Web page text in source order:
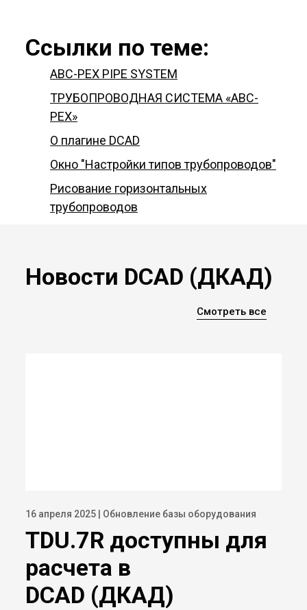
Ссылки по теме:
ABC-PEX PIPE SYSTEM
ТРУБОПРОВОДНАЯ СИСТЕМА «ABC-
PEX»
О плагине DCAD
Окно "Настройки типов трубопроводов"
Рисование горизонтальных
трубопроводов
Новости DCAD (ДКАД)
Смотреть все
16 апреля 2025 | Обновление базы оборудования
TDU.7R доступны для
расчета в
DCAD (ДКАД)